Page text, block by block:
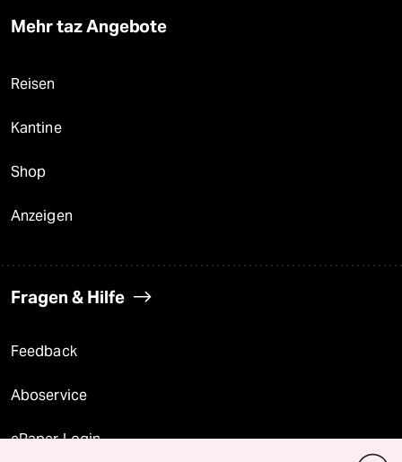
Mehr taz Angebote
Reisen
Kantine
Shop
Anzeigen
Fragen & Hilfe
Feedback
Aboservice
ePaper Login